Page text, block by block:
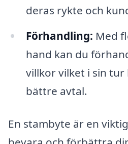
deras rykte och
Förhandling: Med
hand kan du
villkor vilket i sin tur
bättre avtal.
En stambyte är en